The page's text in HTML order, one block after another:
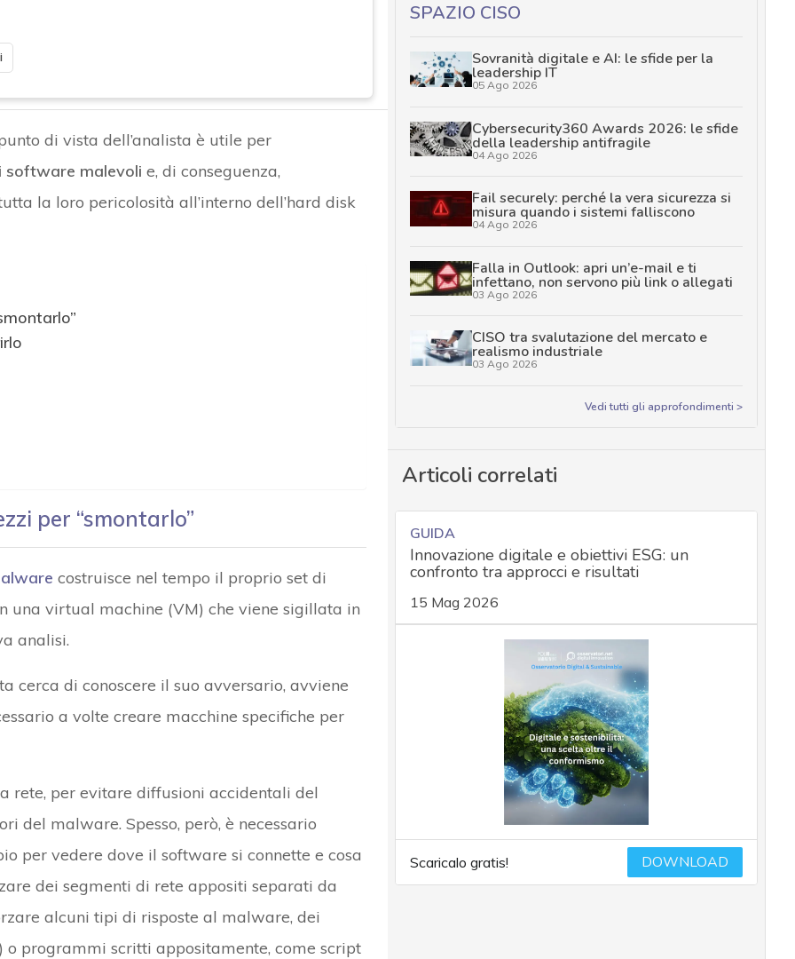
di vista dell’analista è utile per
software malevoli e, di conseguenza,
la loro pericolosità all’interno dell’hard disk
per “smontarlo”
costruisce nel tempo il proprio set di
una virtual machine (VM) che viene sigillata in
analisi.
cerca di conoscere il suo avversario, avviene
a volte creare macchine specifiche per
rete, per evitare diffusioni accidentali del
del malware. Spesso, però, è necessario
per vedere dove il software si connette e cosa
dei segmenti di rete appositi separati da
alcuni tipi di risposte al malware, dei
programmi scritti appositamente, come script
SPAZIO CISO
Sovranità digitale e AI: le sfide per la
leadership IT
05 Ago 2026
Cybersecurity360 Awards 2026: le sfide
della leadership antifragile
04 Ago 2026
Fail securely: perché la vera sicurezza si
misura quando i sistemi falliscono
04 Ago 2026
Falla in Outlook: apri un’e-mail e ti
infettano, non servono più link o allegati
03 Ago 2026
CISO tra svalutazione del mercato e
realismo industriale
03 Ago 2026
Vedi tutti gli approfondimenti >
Articoli correlati
GUIDA
Innovazione digitale e obiettivi ESG: un
confronto tra approcci e risultati
15 Mag 2026
Scaricalo gratis! DOWNLOAD